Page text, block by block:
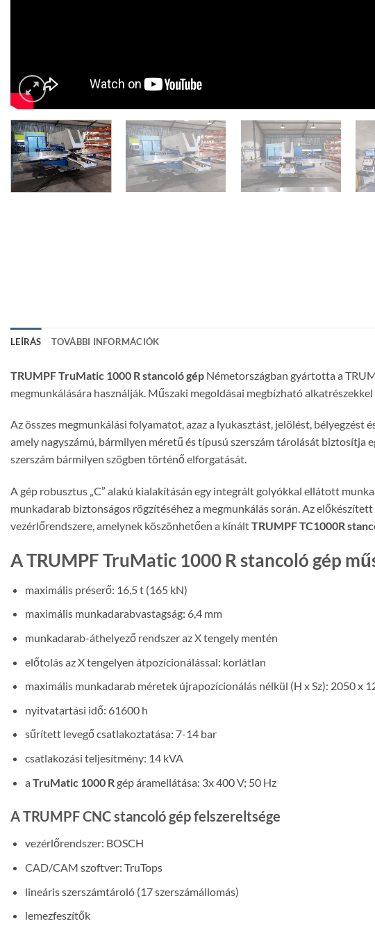
LEÍRÁS TOVÁBBI INFORMÁCIÓK
TRUMPF TruMatic 1000 R stancoló gép Németországban gyártotta a
megmunkálására használják. Műszaki megoldásai megbízható
Az összes megmunkálási folyamatot, azaz a lyukasztást, jelölést,
amely nagyszámú, bármilyen méretű és típusú szerszám tárolását biztosítja
szerszám bármilyen szögben történő elforgatását.
A gép robusztus „C” alakú kialakításán egy integrált golyókkal ellátott
munkadarab biztonságos rögzítéséhez a megmunkálás során. Az
vezérlőrendszere, amelynek köszönhetően a kínáltTRUMPF TC1000R
A TRUMPF TruMatic 1000 R stancoló gép
maximális préserő: 16,5 t (165 kN)
maximális munkadarabvastagság: 6,4 mm
munkadarab-áthelyező rendszer az X tengely mentén
előtolás az X tengelyen átpozícionálással: korlátlan
maximális munkadarab méretek újrapozícionálás nélkül (H x Sz): 2050 x
nyitvatartási idő: 61600 h
sűrített levegő csatlakoztatása: 7-14 bar
csatlakozási teljesítmény: 14 kVA
a TruMatic 1000 R gép áramellátása: 3x 400 V; 50 Hz
A TRUMPF CNC stancoló gép felszereltsége
vezérlőrendszer: BOSCH
CAD/CAM szoftver: TruTops
lineáris szerszámtároló (17 szerszámállomás)
lemezfeszítők